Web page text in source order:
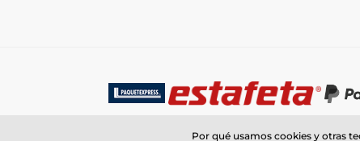
Por qué usamos cookies y otras